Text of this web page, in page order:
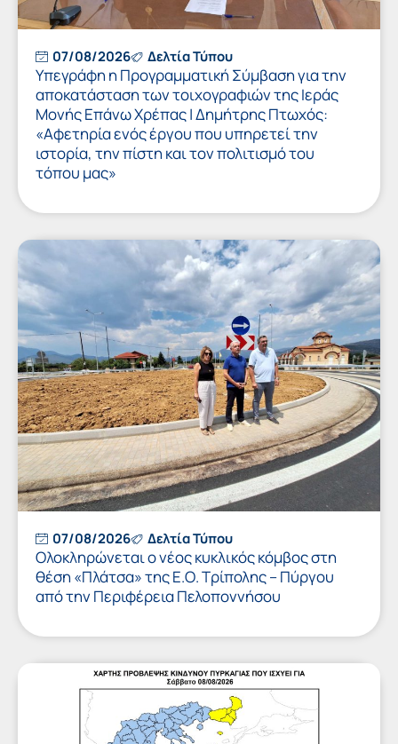
07/08/2026 Δελτία Τύπου
Υπεγράφη η Προγραμματική Σύμβαση για την
αποκατάσταση των τοιχογραφιών της Ιεράς
Μονής Επάνω Χρέπας | Δημήτρης Πτωχός:
«Αφετηρία ενός έργου που υπηρετεί την
ιστορία, την πίστη και τον πολιτισμό του
τόπου μας»
07/08/2026 Δελτία Τύπου
Ολοκληρώνεται ο νέος κυκλικός κόμβος στη
θέση «Πλάτσα» της Ε.Ο. Τρίπολης – Πύργου
από την Περιφέρεια Πελοποννήσου